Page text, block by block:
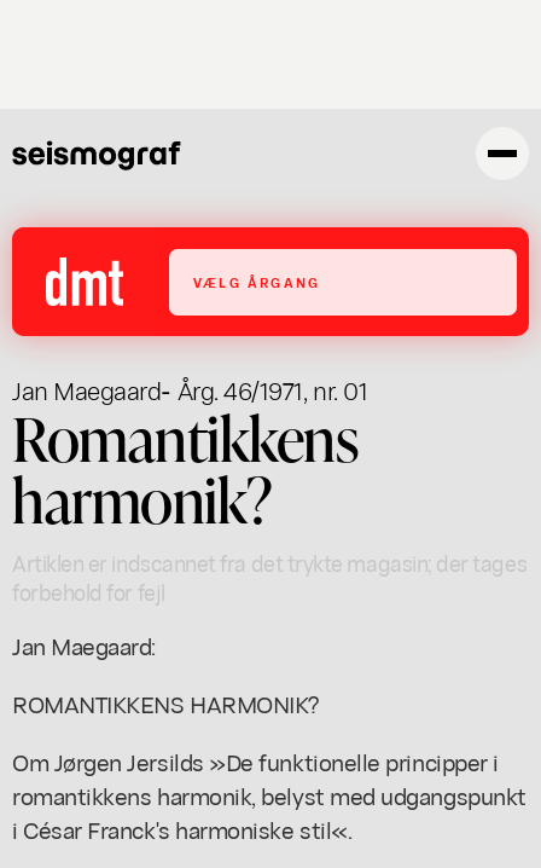
VÆLG ÅRGANG
Jan Maegaard- Årg. 46/1971, nr. 01
Romantikkens
harmonik?
Artiklen er indscannet fra det trykte magasin; der tages
forbehold for fejl
Jan Maegaard:
ROMANTIKKENS HARMONIK?
Om Jørgen Jersilds »De funktionelle principper i
romantikkens harmonik, belyst med udgangspunkt
i César Franck's harmoniske stil«.